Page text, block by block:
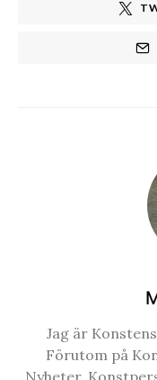
Jag är
Förutom på